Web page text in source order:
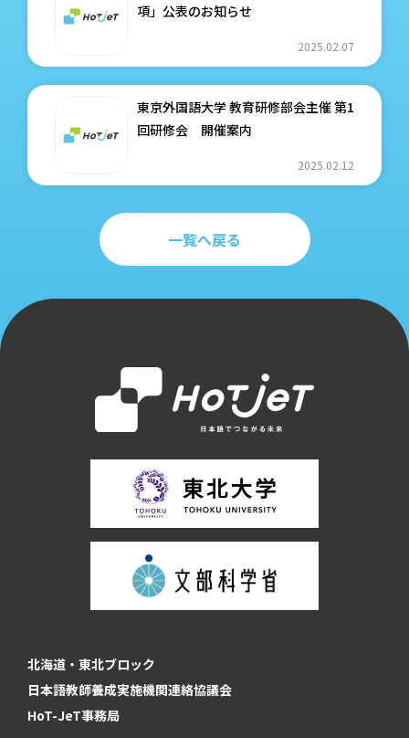
項」公表のお知らせ
2025.02.07
東京外国語大学 教育研修部会主催 第1
回研修会 開催案内
2025.02.12
一覧へ戻る
北海道・東北ブロック
日本語教師養成実施機関連絡協議会
HoT-JeT事務局